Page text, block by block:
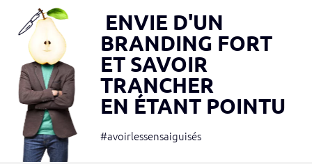
ENVIE D'UN
BRANDING FORT
ET SAVOIR
TRANCHER
EN ÉTANT POINTU
#avoirlessensaiguisés